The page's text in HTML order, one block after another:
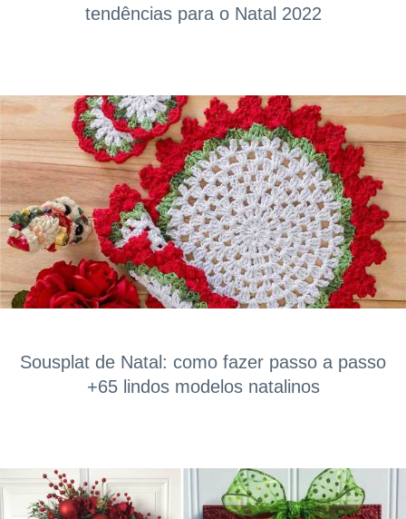
tendências para o Natal 2022
Sousplat de Natal: como fazer passo a passo
+65 lindos modelos natalinos